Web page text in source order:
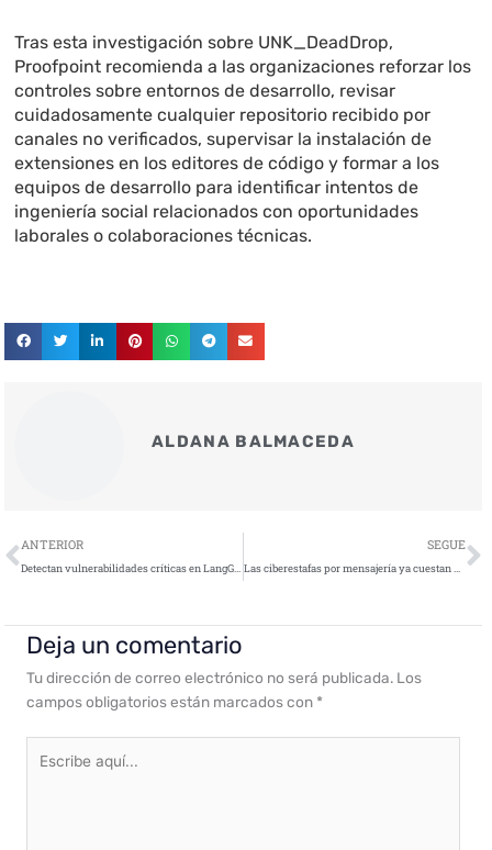
Tras esta investigación sobre UNK_DeadDrop,
Proofpoint recomienda a las organizaciones reforzar los
controles sobre entornos de desarrollo, revisar
cuidadosamente cualquier repositorio recibido por
canales no verificados, supervisar la instalación de
extensiones en los editores de código y formar a los
equipos de desarrollo para identificar intentos de
ingeniería social relacionados con oportunidades
laborales o colaboraciones técnicas.
ALDANA BALMACEDA
Ant
ANTERIOR
Detectan vulnerabilidades críticas en LangGraph, la popular plataforma de IA
SEGUE
Las ciberestafas por mensajería ya cuestan más de 1.150 euros al 7,5% de las víctimas españolas
Deja un comentario
Tu dirección de correo electrónico no será publicada. Los
campos obligatorios están marcados con *
aquí...